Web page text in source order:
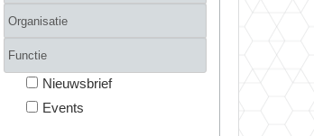
Nieuwsbrief
Events